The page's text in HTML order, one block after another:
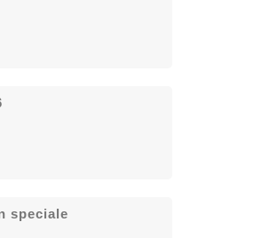
speciale